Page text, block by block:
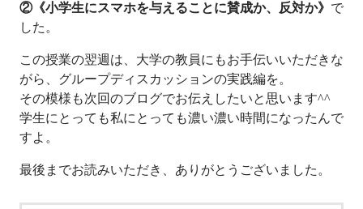
②《小学生にスマホを与えることに賛成か、反対か》 で
した。
この授業の翌週は、大学の教員にもお手伝いいただきな
がら、グループディスカッションの実践編を。
その模様も次回のブログでお伝えしたいと思います^^
学生にとっても私にとっても濃い濃い時間になったんで
すよ。
最後までお読みいただき、ありがとうございました。